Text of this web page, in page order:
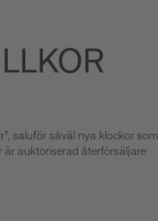
saluför såväl nya klockor som
är auktoriserad återförsäljare